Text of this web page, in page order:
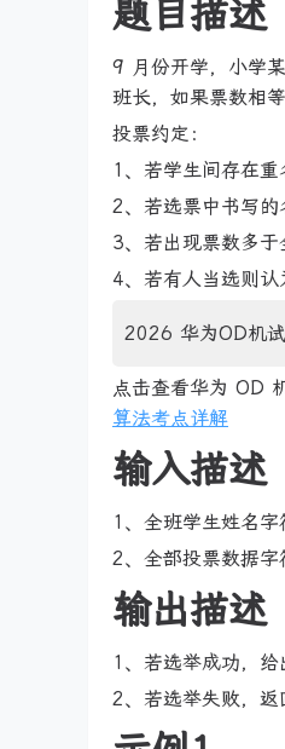
题目描述
9 月份开学，小学
班长，如果票数相
投票约定：
1、若学生间存在
2、若选票中书写的
3、若出现票数多于
4、若有人当选则认
2026 华为OD机
点击查看华为 OD
算法考点详解
输入描述
1、全班学生姓名字
2、全部投票数据字
输出描述
1、若选举成功，
2、若选举失败，